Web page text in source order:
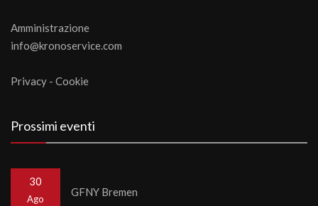
Amministrazione
info@kronoservice.com
Privacy - Cookie
Prossimi eventi
30
Ago
GFNY Bremen